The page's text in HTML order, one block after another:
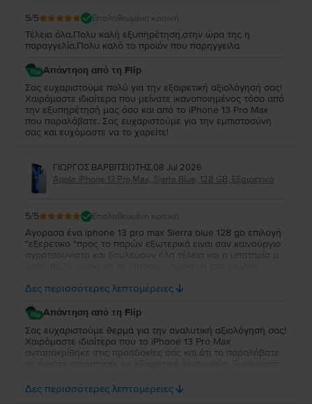
5/5 Επαληθευμένη κριτική
Τέλεια όλα.Πολυ καλή εξυπηρέτηση,στην ώρα της η
παραγγελία.Πολυ καλό το προϊόν που παρηγγειλα
Απάντηση από τη Flip
Σας ευχαριστούμε πολύ για την εξαιρετική αξιολόγησή σας!
Χαιρόμαστε ιδιαίτερα που μείνατε ικανοποιημένος τόσο από
την εξυπηρέτησή μας όσο και από το iPhone 13 Pro Max
που παραλάβατε. Σας ευχαριστούμε για την εμπιστοσύνη
σας και ευχόμαστε να το χαρείτε!
ΓΙΩΡΓΟΣ ΒΑΡΒΙΤΣΙΩΤΗΣ,08 Jul 2026
Apple iPhone 13 Pro Max, Sierra Blue, 128 GB, Εξαιρετικό
5/5 Επαληθευμένη κριτική
Αγορασα ένα iphone 13 pro max Sierra blue 128 gb επιλογή
"εξερετικο "προς το παρών εξωτερικά ειναι σαν καινούργιο
αγρατσουνιστο και δουλεύουν όλα τέλεια και η μπαταρία μ
αρνητικά μετα απο κάποιες μέρες /μηνες
Δες περισσότερες λεπτομέρειες
Απάντηση από τη Flip
Σας ευχαριστούμε θερμά για την αναλυτική αξιολόγησή σας!
Χαιρόμαστε ιδιαίτερα που το iPhone 13 Pro Max
ανταποκρίθηκε στις προσδοκίες σας και ότι το παραλάβατε
στο μέλλον. Είμαστε πάντα στη διάθεσή σας για οτιδήποτε
χρειαστείτε και θα χαρούμε να σας εξυπηρετήσουμε ξανά!
Δες περισσότερες λεπτομέρειες